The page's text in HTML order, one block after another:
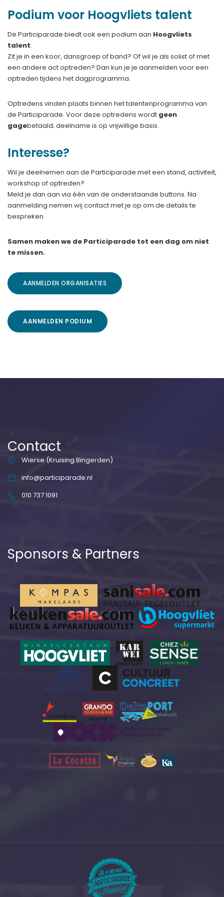
Podium voor Hoogvliets talent
De Participarade biedt ook een podium aan Hoogvliets
talent.
Zit je in een koor, dansgroep of band? Of wil je als solist of met
een andere act optreden? Dan kun je je aanmelden voor een
optreden tijdens het dagprogramma.
Optredens vinden plaats binnen het talentenprogramma van
de Participarade. Voor deze optredens wordt geen
gagebetaald; deelname is op vrijwillige basis.
Interesse?
Wil je deelnemen aan de Participarade met een stand, activiteit,
workshop of optreden?
Meld je dan aan via één van de onderstaande buttons. Na
aanmelding nemen wij contact met je op om de details te
bespreken.
Samen maken we de Participarade tot een dag om niet
te missen.
AANMELDEN ORGANISATIES
AANMELDEN PODIUM
Contact
Wierse (Kruising Bingerden)
info@participarade.nl
010 737 1091
Sponsors & Partners